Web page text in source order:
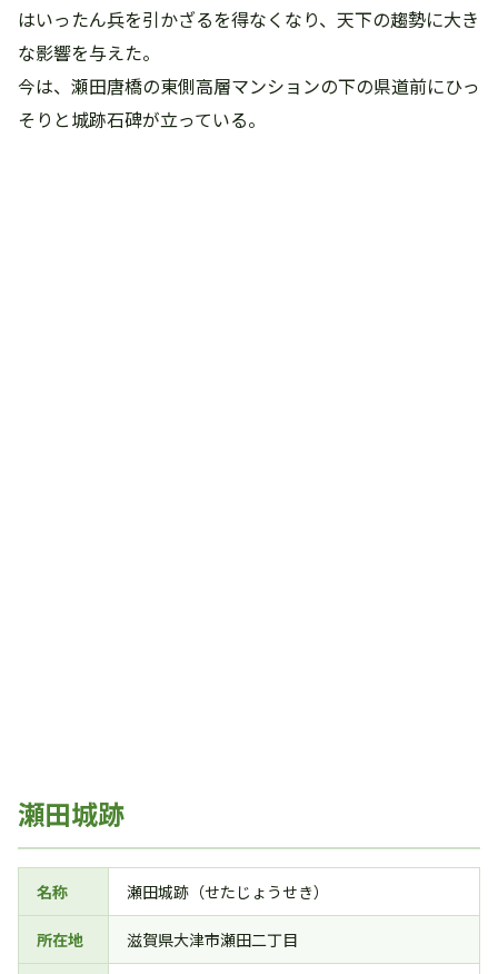
はいったん兵を引かざるを得なくなり、天下の趨勢に大き
な影響を与えた。
今は、瀬田唐橋の東側高層マンションの下の県道前にひっ
そりと城跡石碑が立っている。
瀬田城跡
名称 瀬田城跡（せたじょうせき）
所在地 滋賀県大津市瀬田二丁目